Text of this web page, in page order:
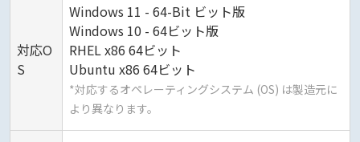
対応O
S
Windows 11 - 64-Bit ビット版
Windows 10 - 64ビット版
RHEL x86 64ビット
Ubuntu x86 64ビット
*対応するオペレーティングシステム (OS) は製造元に
より異なります。